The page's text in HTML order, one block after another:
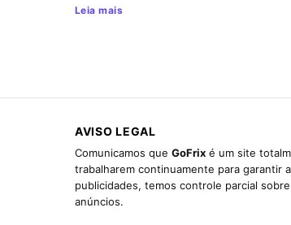
Leia mais
AVISO LEGAL
Comunicamos que GoFrix é um site
trabalharem continuamente para garantir
publicidades, temos controle parcial
anúncios.